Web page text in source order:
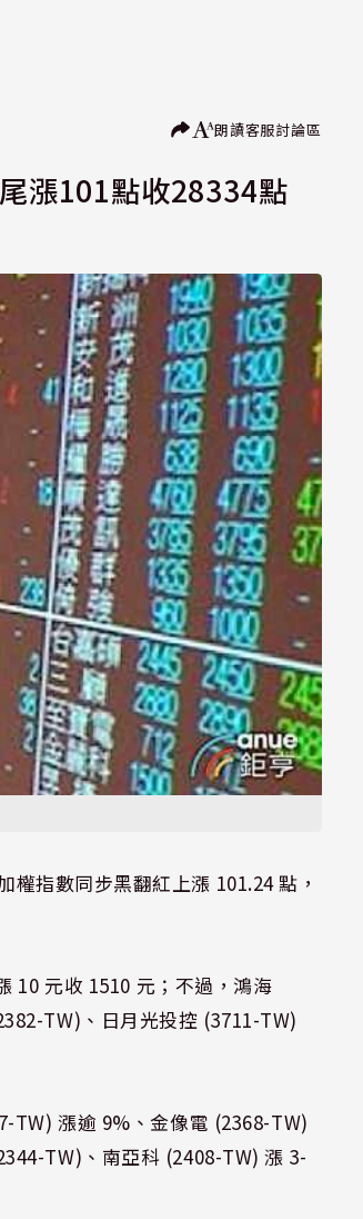
朗讀客服討論區
漲101點收28334點
指數同步黑翻紅上漲 101.24 點，
10 元收 1510 元；不過，鴻海
TW)、日月光投控 (3711-TW)
TW) 漲逾 9%、金像電 (2368-TW)
TW)、南亞科 (2408-TW) 漲 3-